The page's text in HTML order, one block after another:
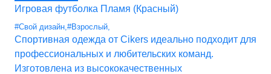
Игровая футболка Пламя (Красный)
#Свой дизайн #Взрослый
Спортивная одежда от Cikers идеально подходит для
профессиональных и любительских команд.
Изготовлена из высококачественных